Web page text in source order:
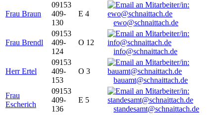
Frau Braun
09153
409-
130
E 4
ewo@schnaittach.de
Frau Brendl
09153
409-
124
O 12
info@schnaittach.de
Herr Ertel
09153
409-
153
O 3
bauamt@schnaittach.de
Frau
Escherich
09153
409-
136
E 5
standesamt@schnaittach.de